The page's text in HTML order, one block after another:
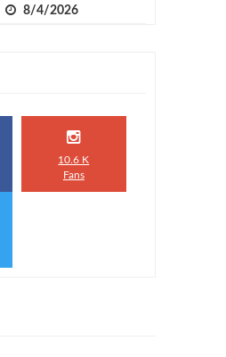
8/4/2026
10.6 K
Fans